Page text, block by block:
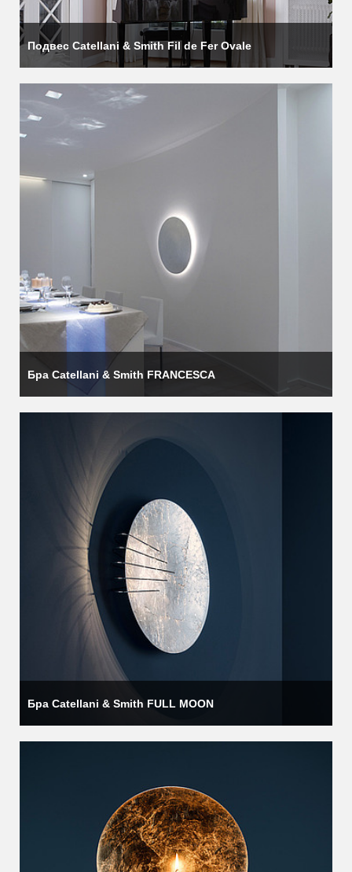
Подвес Catellani & Smith Fil de Fer Ovale
Бра Catellani & Smith FRANCESCA
Бра Catellani & Smith FULL MOON